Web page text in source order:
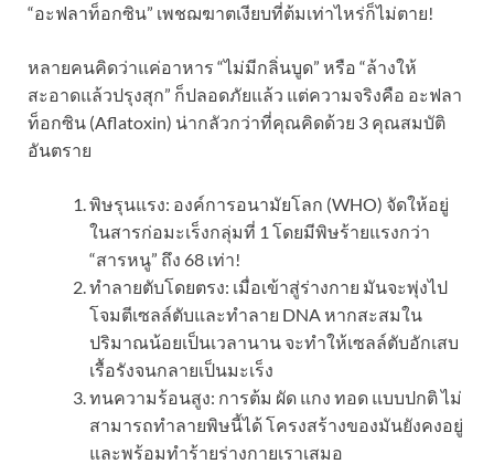
“อะฟลาท็อกซิน” เพชฌฆาตเงียบที่ต้มเท่าไหร่ก็ไม่ตาย!
หลายคนคิดว่าแค่อาหาร “ไม่มีกลิ่นบูด” หรือ “ล้างให้
สะอาดแล้วปรุงสุก” ก็ปลอดภัยแล้ว แต่ความจริงคือ อะฟลา
ท็อกซิน (Aflatoxin) น่ากลัวกว่าที่คุณคิดด้วย 3 คุณสมบัติ
อันตราย
พิษรุนแรง: องค์การอนามัยโลก (WHO) จัดให้อยู่
ในสารก่อมะเร็งกลุ่มที่ 1 โดยมีพิษร้ายแรงกว่า
“สารหนู” ถึง 68 เท่า!
ทำลายตับโดยตรง: เมื่อเข้าสู่ร่างกาย มันจะพุ่งไป
โจมตีเซลล์ตับและทำลาย DNA หากสะสมใน
ปริมาณน้อยเป็นเวลานาน จะทำให้เซลล์ตับอักเสบ
เรื้อรังจนกลายเป็นมะเร็ง
ทนความร้อนสูง: การต้ม ผัด แกง ทอด แบบปกติ ไม่
สามารถทำลายพิษนี้ได้ โครงสร้างของมันยังคงอยู่
และพร้อมทำร้ายร่างกายเราเสมอ